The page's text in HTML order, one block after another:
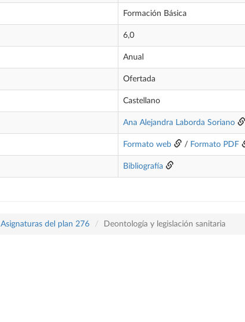
Formación Básica
6,0
Anual
Ofertada
Castellano
Ana Alejandra Laborda Soriano
Formato web / Formato PDF
Bibliografía
Asignaturas del plan 276 Deontología y legislación sanitaria